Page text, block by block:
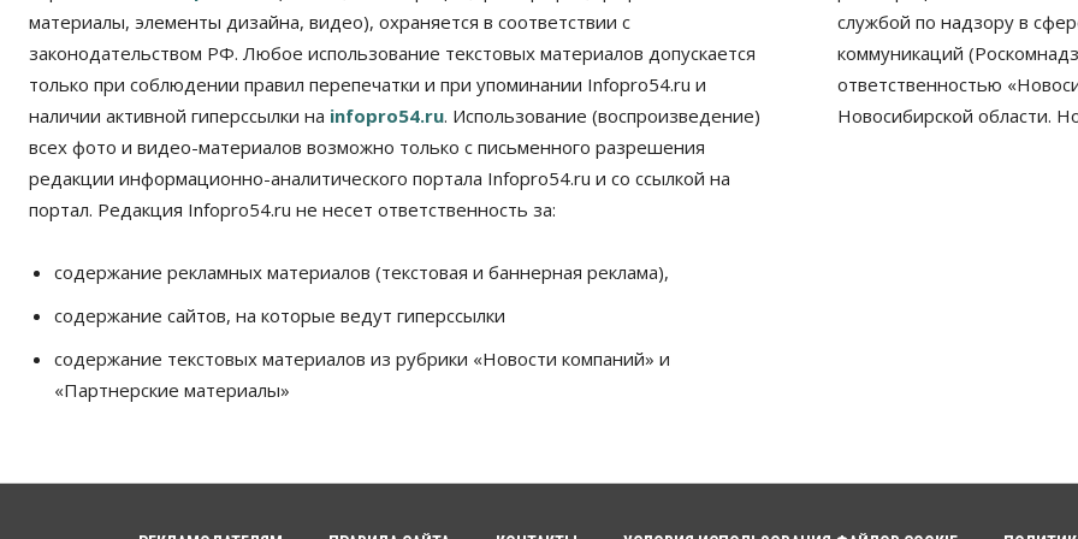
материалы, элементы дизайна, видео), охраняется в соответствии с
законодательством РФ. Любое использование текстовых материалов допускается
только при соблюдении правил перепечатки и при упоминании Infopro54.ru и
наличии активной гиперссылки на infopro54.ru. Использование (воспроизведение)
всех фото и видео-материалов возможно только с письменного разрешения
редакции информационно-аналитического портала Infopro54.ru и со ссылкой на
портал. Редакция Infopro54.ru не несет ответственность за:
содержание рекламных материалов (текстовая и баннерная реклама),
содержание сайтов, на которые ведут гиперссылки
содержание текстовых материалов из рубрики «Новости компаний» и
«Партнерские материалы»
службой по надзору в
коммуникаций
ответственностью
Новосибирской области.